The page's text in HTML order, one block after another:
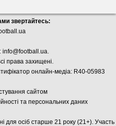
звертайтесь:
info@football.ua.
права захищені.
онлайн-медіа: R40-05983
сайтом
та персональних даних
для осіб старше 21 року (21+). Участь